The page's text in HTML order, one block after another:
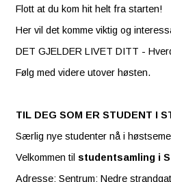
Flott at du kom hit helt fra starten!
Her vil det komme viktig og
DET GJELDER LIVET DITT -
Følg med videre utover høsten.
TIL DEG SOM ER STUDENT I
Særlig nye studenter nå i
Velkommen til studentsamling i
Adresse: Sentrum: Nedre